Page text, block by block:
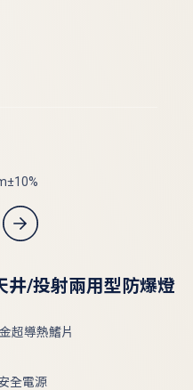
井/投射兩用型防爆燈
超導熱鰭片
全電源